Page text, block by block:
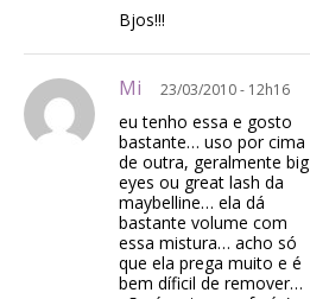
Bjos!!!
Mi 23/03/2010 - 12h16
eu tenho essa e gosto
bastante… uso por cima
de outra, geralmente big
eyes ou great lash da
maybelline… ela dá
bastante volume com
essa mistura… acho só
que ela prega muito e é
bem díficil de remover…